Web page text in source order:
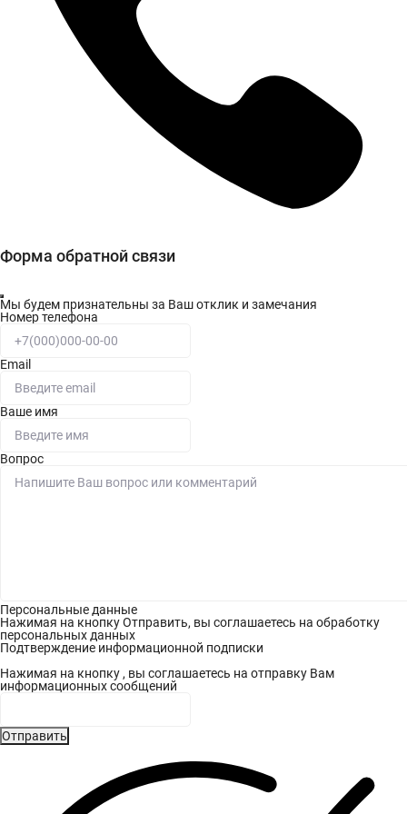
Форма обратной связи
Мы будем признательны за Ваш отклик и замечания
Номер телефона
Email
Ваше имя
Вопрос
Персональные данные
Нажимая на кнопку Отправить, вы соглашаетесь на обработку
персональных данных
Подтверждение информационной подписки
Нажимая на кнопку , вы соглашаетесь на отправку Вам
информационных сообщений
Отправить